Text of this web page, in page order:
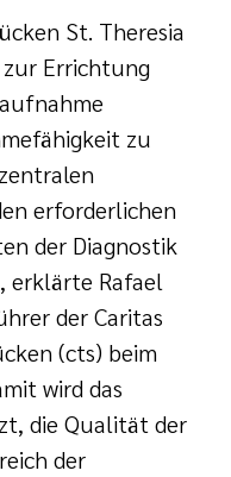
St. Theresia
Errichtung
zu
erforderlichen
der Diagnostik
erklärte Rafael
der Caritas
(cts) beim
wird das
die Qualität der
der